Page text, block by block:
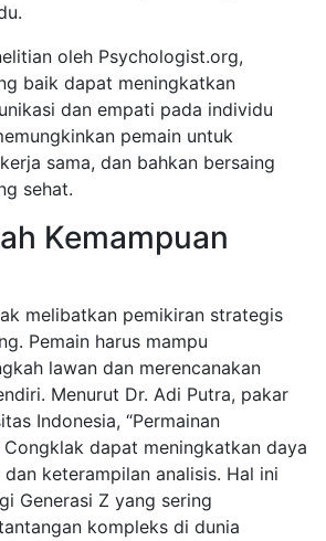
oleh Psychologist.org,
baik dapat meningkatkan
dan empati pada individu
pemain untuk
sama, dan bahkan bersaing
sehat.
Kemampuan
melibatkan pemikiran strategis
Pemain harus mampu
lawan dan merencanakan
Menurut Dr. Adi Putra, pakar
Indonesia, “Permainan
dapat meningkatkan daya
keterampilan analisis. Hal ini
Generasi Z yang sering
kompleks di dunia